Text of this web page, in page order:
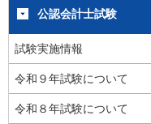
公認会計士試験
試験実施情報
令和９年試験について
令和８年試験について